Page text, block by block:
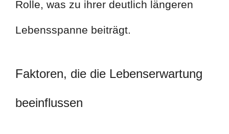
Rolle, was zu ihrer deutlich längeren
Lebensspanne beiträgt.
Faktoren, die die Lebenserwartung
beeinflussen